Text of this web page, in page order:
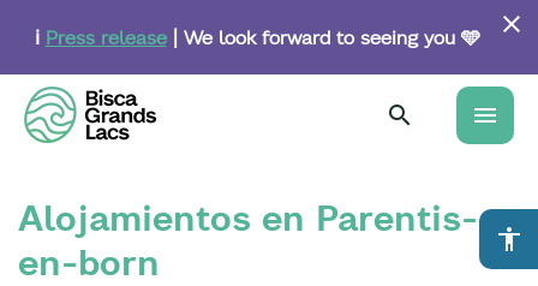
content
ℹ️ Press release| We look forward to seeing you 🩵
menu
accessibility
Alojamientos en Parentis-
en-born